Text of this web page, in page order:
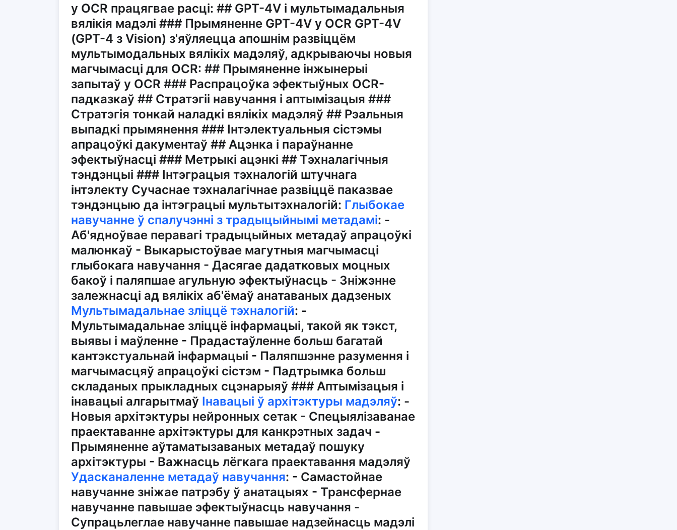
у OCR працягвае расці: ## GPT-4V і мультымадальныя
вялікія мадэлі ### Прымяненне GPT-4V у OCR GPT-4V
(GPT-4 з Vision) з'яўляецца апошнім развіццём
мультымодальных вялікіх мадэляў, адкрываючы новыя
магчымасці для OCR: ## Прымяненне інжынерыі
запытаў у OCR ### Распрацоўка эфектыўных OCR-
падказкаў ## Стратэгіі навучання і аптымізацыя ###
Стратэгія тонкай наладкі вялікіх мадэляў ## Рэальныя
выпадкі прымянення ### Інтэлектуальныя сістэмы
апрацоўкі дакументаў ## Ацэнка і параўнанне
эфектыўнасці ### Метрыкі ацэнкі ## Тэхналагічныя
тэндэнцыі ### Інтэграцыя тэхналогій штучнага
інтэлекту Сучаснае тэхналагічнае развіццё паказвае
тэндэнцыю да інтэграцыі мультытэхналогій: Глыбокае
навучанне ў спалучэнні з традыцыйнымі метадамі: -
Аб'ядноўвае перавагі традыцыйных метадаў апрацоўкі
малюнкаў - Выкарыстоўвае магутныя магчымасці
глыбокага навучання - Дасягае дадатковых моцных
бакоў і паляпшае агульную эфектыўнасць - Зніжэнне
залежнасці ад вялікіх аб'ёмаў анатаваных дадзеных
Мультымадальнае зліццё тэхналогій: -
Мультымадальнае зліццё інфармацыі, такой як тэкст,
выявы і маўленне - Прадастаўленне больш багатай
кантэкстуальнай інфармацыі - Паляпшэнне разумення і
магчымасцяў апрацоўкі сістэм - Падтрымка больш
складаных прыкладных сцэнарыяў ### Аптымізацыя і
інавацыі алгарытмаў Інавацыі ў архітэктуры мадэляў: -
Новыя архітэктуры нейронных сетак - Спецыялізаванае
праектаванне архітэктуры для канкрэтных задач -
Прымяненне аўтаматызаваных метадаў пошуку
архітэктуры - Важнасць лёгкага праектавання мадэляў
Удасканаленне метадаў навучання: - Самастойнае
навучанне зніжае патрэбу ў анатацыях - Трансфернае
навучанне павышае эфектыўнасць навучання -
Супрацьлеглае навучанне павышае надзейнасць мадэлі